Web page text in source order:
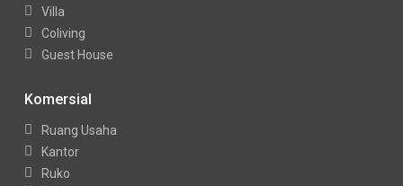
Villa
Coliving
Guest House
Komersial
Ruang Usaha
Kantor
Ruko